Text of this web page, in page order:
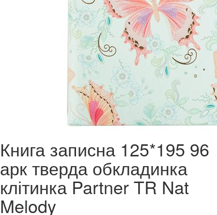
Книга записна 125*195 96
арк тверда обкладинка
клітинка Partner TR Nat
Melody